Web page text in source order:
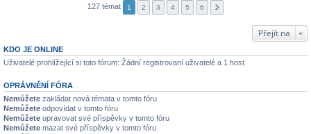
127 témat 1 2 3 4 5 6
Přejít na
KDO JE ONLINE
Uživatelé prohlížející si toto fórum: Žádní registrovaní uživatelé a 1 host
OPRÁVNĚNÍ FÓRA
Nemůžete zakládat nová témata v tomto fóru
Nemůžete odpovídat v tomto fóru
Nemůžete upravovat své příspěvky v tomto fóru
Nemůžete mazat své příspěvky v tomto fóru